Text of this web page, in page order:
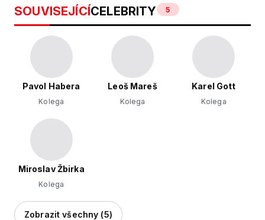
SOUVISEJÍCÍCELEBRITY 5
Pavol Habera
Kolega
Leoš Mareš
Kolega
Karel Gott
Kolega
Miroslav Žbirka
Kolega
Zobrazit všechny (5)